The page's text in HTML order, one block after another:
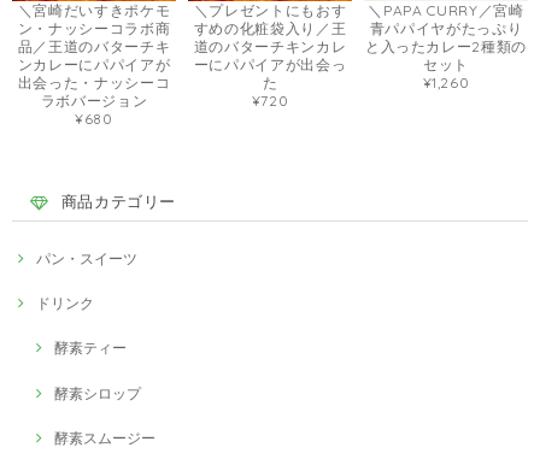
＼宮崎だいすきポケモ
ン・ナッシーコラボ商
品／王道のバターチキ
ンカレーにパパイアが
出会った・ナッシーコ
ラボバージョン
¥680
＼プレゼントにもおす
すめの化粧袋入り／王
道のバターチキンカレ
ーにパパイアが出会っ
た
¥720
＼PAPA CURRY／宮崎
青パパイヤがたっぷり
と入ったカレー2種類の
セット
¥1,260
商品カテゴリー
パン・スイーツ
ドリンク
酵素ティー
酵素シロップ
酵素スムージー